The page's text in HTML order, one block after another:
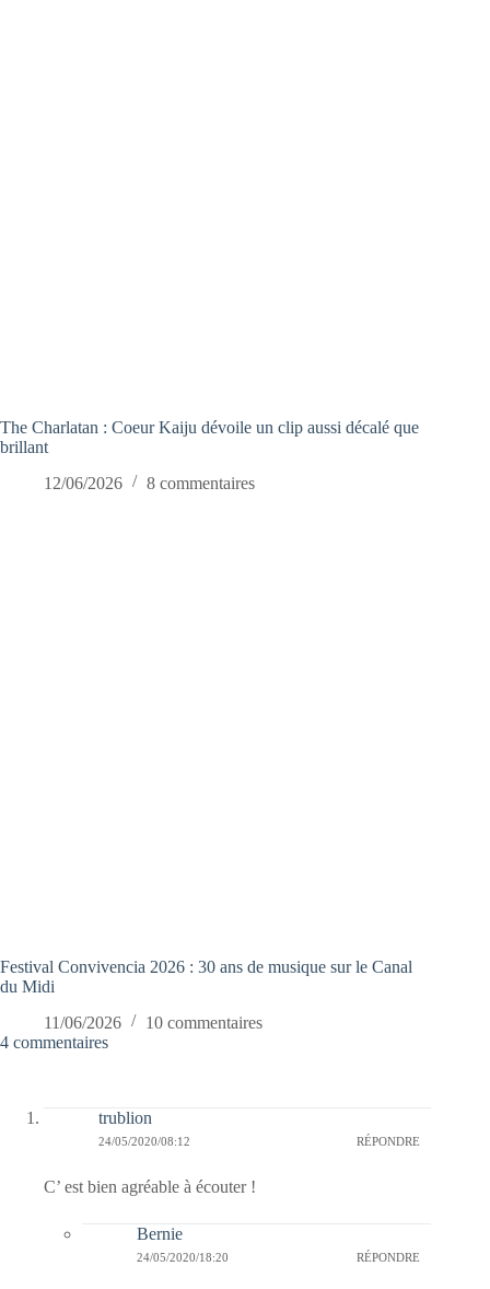
The Charlatan : Coeur Kaiju dévoile un clip aussi décalé que
brillant
12/06/2026
8 commentaires
Festival Convivencia 2026 : 30 ans de musique sur le Canal
du Midi
11/06/2026
10 commentaires
4 commentaires
trublion
24/05/2020/08:12 RÉPONDRE
C’ est bien agréable à écouter !
Bernie
24/05/2020/18:20 RÉPONDRE